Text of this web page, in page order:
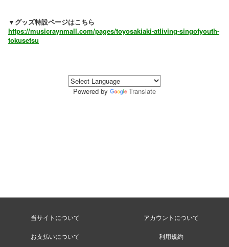
▼グッズ特設ページはこちら
https://musicraynmall.com/pages/toyosakiaki-atliving-singofyouth-
tokusetsu
Powered by Translate
当サイトについて アカウントについて
お支払いについて 利用規約